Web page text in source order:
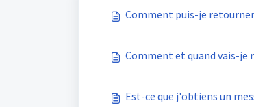
Comment puis-je
Comment et quand vais-je
Est-ce que j'obtiens un